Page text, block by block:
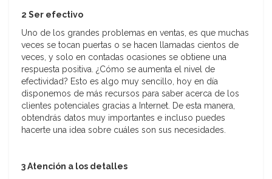
2 Ser efectivo
Uno de los grandes problemas en ventas, es que muchas
veces se tocan puertas o se hacen llamadas cientos de
veces, y solo en contadas ocasiones se obtiene una
respuesta positiva. ¿Cómo se aumenta el nivel de
efectividad? Esto es algo muy sencillo, hoy en día
disponemos de más recursos para saber acerca de los
clientes potenciales gracias a Internet. De esta manera,
obtendrás datos muy importantes e incluso puedes
hacerte una idea sobre cuáles son sus necesidades.
3 Atención a los detalles